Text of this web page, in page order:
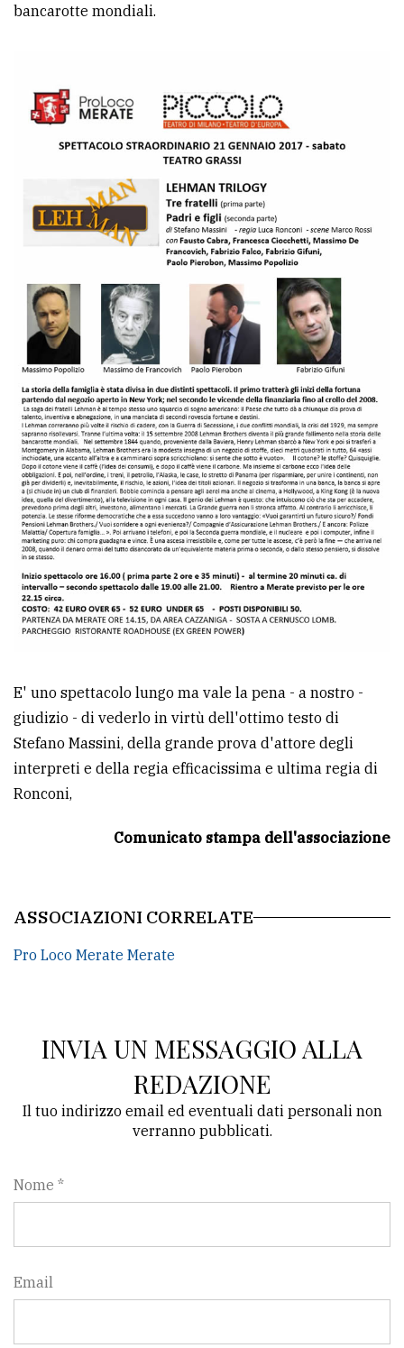
bancarotte mondiali.
E' uno spettacolo lungo ma vale la pena - a nostro -
giudizio - di vederlo in virtù dell'ottimo testo di
Stefano Massini, della grande prova d'attore degli
interpreti e della regia efficacissima e ultima regia di
Ronconi,
Comunicato stampa dell'associazione
ASSOCIAZIONI CORRELATE
Pro Loco Merate Merate
INVIA UN MESSAGGIO ALLA
REDAZIONE
Il tuo indirizzo email ed eventuali dati personali non
verranno pubblicati.
Nome *
Email